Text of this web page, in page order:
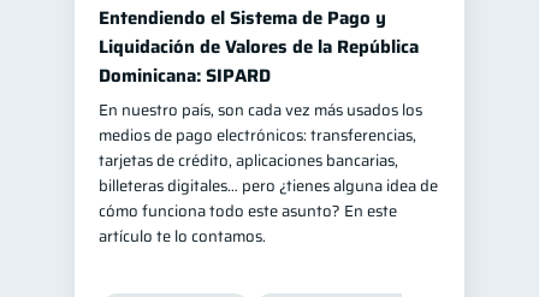
Salud financiera 12
Productos financieros 11
Organización Financiera
Deudas 10
Entidad financiera 8
Préstamos 8 Ahorro 8
Consejos 6
Entendiendo el Sistema de Pago y
Liquidación de Valores de la República
Dominicana: SIPARD
En nuestro país, son cada vez más usados los
medios de pago electrónicos: transferencias,
tarjetas de crédito, aplicaciones bancarias,
billeteras digitales… pero ¿tienes alguna idea de
cómo funciona todo este asunto? En este
artículo te lo contamos.